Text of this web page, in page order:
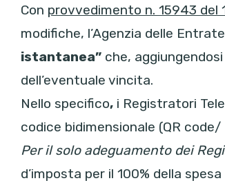
Con provvedimento n. 15943 del
modifiche, l’Agenzia delle
istantanea” che,
dell’eventuale vincita.
Nello specifico, i Registratori
codice bidimensionale (QR
Per il solo adeguamento dei
d’imposta per il 100% della